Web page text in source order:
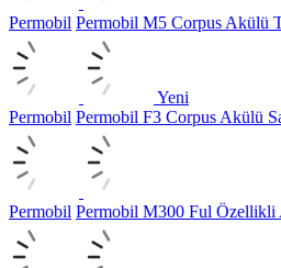
Permobil Permobil M5 Corpus Akülü
Yeni
Permobil Permobil F3 Corpus Akülü
Permobil Permobil M300 Ful Özellikli